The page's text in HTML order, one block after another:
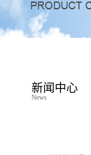
新闻中心
News